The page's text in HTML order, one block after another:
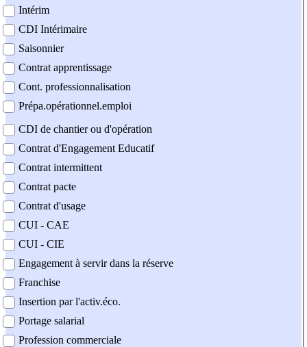
Intérim
CDI Intérimaire
Saisonnier
Contrat apprentissage
Cont. professionnalisation
Prépa.opérationnel.emploi
CDI de chantier ou d'opération
Contrat d'Engagement Educatif
Contrat intermittent
Contrat pacte
Contrat d'usage
CUI - CAE
CUI - CIE
Engagement à servir dans la réserve
Franchise
Insertion par l'activ.éco.
Portage salarial
Profession commerciale